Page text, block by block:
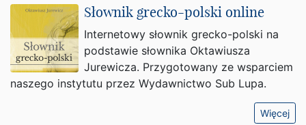
Słownik grecko-polski online
Internetowy słownik grecko-polski na
podstawie słownika Oktawiusza
Jurewicza. Przygotowany ze wsparciem
naszego instytutu przez Wydawnictwo Sub Lupa.
Więcej